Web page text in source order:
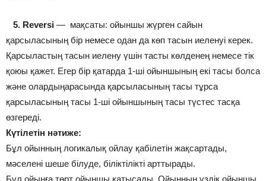
5. Reversi — мақсаты: ойыншы жүрген сайын
қарсыласының бір немесе одан да көп тасын иеленуі керек.
Қарсыластың тасын иелену үшін тасты көлденең немесе тік
қоюы қажет. Егер бір қатарда 1-ші ойыншының екі тасы болса
және олардыңарасында қарсыласының тасы тұрса
қарсыласының тасы 1-ші ойыншының тасы түстес тасқа
өзгереді.
Күтілетін нәтиже:
Бұл ойынның логикалық ойлау қабілетін жақсартады,
мәселені шеше білуде, біліктілікті арттырады.